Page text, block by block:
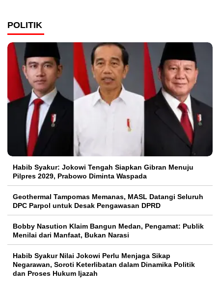
POLITIK
Habib Syakur: Jokowi Tengah Siapkan Gibran Menuju
Pilpres 2029, Prabowo Diminta Waspada
Geothermal Tampomas Memanas, MASL Datangi Seluruh
DPC Parpol untuk Desak Pengawasan DPRD
Bobby Nasution Klaim Bangun Medan, Pengamat: Publik
Menilai dari Manfaat, Bukan Narasi
Habib Syakur Nilai Jokowi Perlu Menjaga Sikap
Negarawan, Soroti Keterlibatan dalam Dinamika Politik
dan Proses Hukum Ijazah